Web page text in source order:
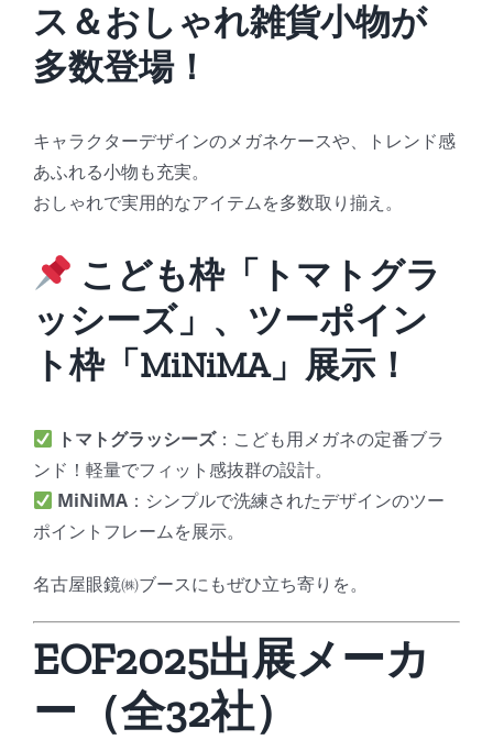
ス＆おしゃれ雑貨小物が
多数登場！
キャラクターデザインのメガネケースや、トレンド感
あふれる小物も充実。
おしゃれで実用的なアイテムを多数取り揃え。
こども枠「トマトグラ
ッシーズ」、ツーポイン
ト枠「MiNiMA」展示！
トマトグラッシーズ：こども用メガネの定番ブラ
ンド！軽量でフィット感抜群の設計。
MiNiMA ：シンプルで洗練されたデザインのツー
ポイントフレームを展示。
名古屋眼鏡㈱ブースにもぜひ立ち寄りを。
EOF2025出展メーカ
ー（全32社）